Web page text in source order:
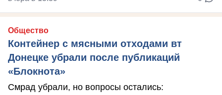
Общество
Контейнер с мясными отходами вт
Донецке убрали после публикаций
«Блокнота»
Смрад убрали, но вопросы остались: